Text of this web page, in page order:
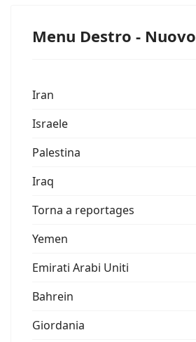
Menu Destro - Nuovo
Iran
Israele
Palestina
Iraq
Torna a reportages
Yemen
Emirati Arabi Uniti
Bahrein
Giordania